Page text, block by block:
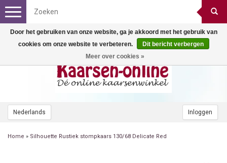
Nederlands Inloggen
Toggle
navigation
Home » Silhouette Rustiek stompkaars 130/68 Delicate Red
Door het gebruiken van onze website, ga je akkoord met het gebruik van
cookies om onze website te verbeteren.
Dit bericht verbergen
Meer over cookies »